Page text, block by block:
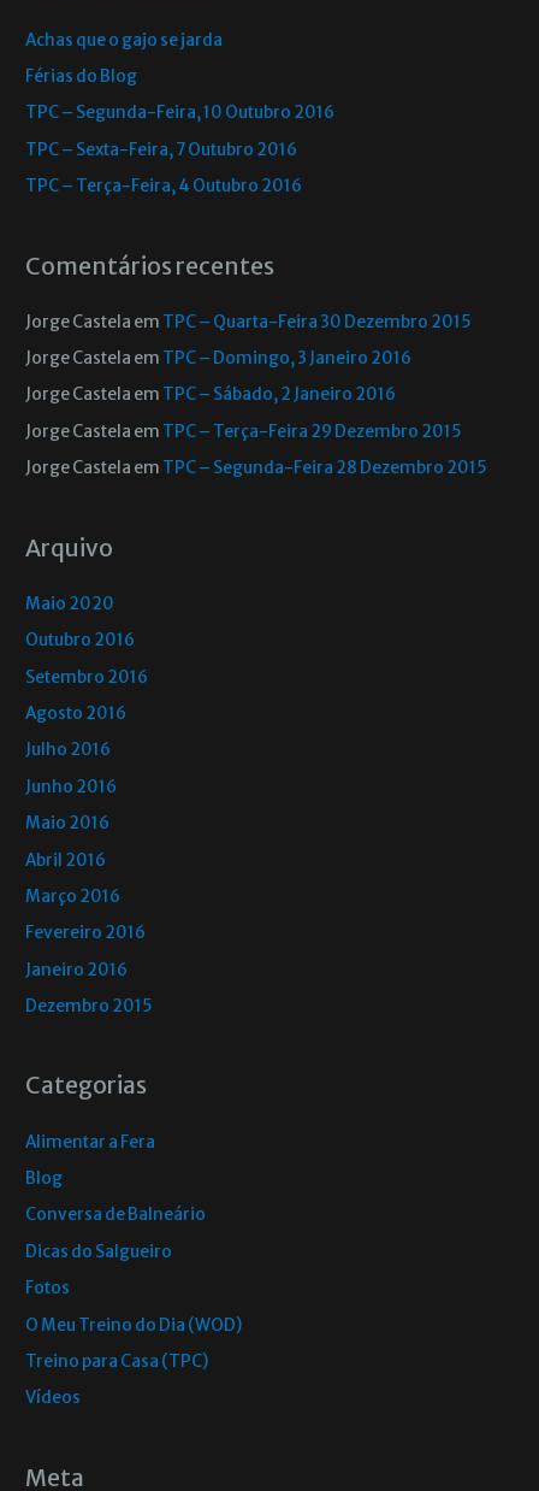
Achas que o gajo se jarda
Férias do Blog
TPC – Segunda-Feira, 10 Outubro 2016
TPC – Sexta-Feira, 7 Outubro 2016
TPC – Terça-Feira, 4 Outubro 2016
Comentários recentes
Jorge Castela em TPC – Quarta-Feira 30 Dezembro 2015
Jorge Castela em TPC – Domingo, 3 Janeiro 2016
Jorge Castela em TPC – Sábado, 2 Janeiro 2016
Jorge Castela em TPC – Terça-Feira 29 Dezembro 2015
Jorge Castela em TPC – Segunda-Feira 28 Dezembro 2015
Arquivo
Maio 2020
Outubro 2016
Setembro 2016
Agosto 2016
Julho 2016
Junho 2016
Maio 2016
Abril 2016
Março 2016
Fevereiro 2016
Janeiro 2016
Dezembro 2015
Categorias
Alimentar a Fera
Blog
Conversa de Balneário
Dicas do Salgueiro
Fotos
O Meu Treino do Dia (WOD)
Treino para Casa (TPC)
Vídeos
Meta